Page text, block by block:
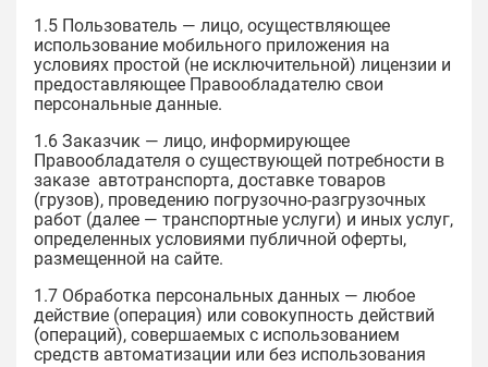
1.5 Пользователь — лицо, осуществляющее
использование мобильного приложения на
условиях простой (не исключительной) лицензии и
предоставляющее Правообладателю свои
персональные данные.
1.6 Заказчик — лицо, информирующее
Правообладателя о существующей потребности в
заказе автотранспорта, доставке товаров
(грузов), проведению погрузочно-разгрузочных
работ (далее — транспортные услуги) и иных услуг,
определенных условиями публичной оферты,
размещенной на сайте.
1.7 Обработка персональных данных — любое
действие (операция) или совокупность действий
(операций), совершаемых с использованием
средств автоматизации или без использования